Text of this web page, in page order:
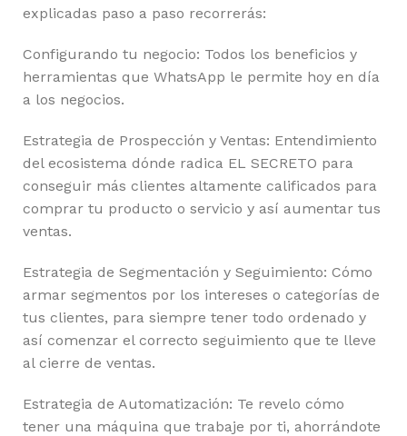
explicadas paso a paso recorrerás:
Configurando tu negocio: Todos los beneficios y
herramientas que WhatsApp le permite hoy en día
a los negocios.
Estrategia de Prospección y Ventas: Entendimiento
del ecosistema dónde radica EL SECRETO para
conseguir más clientes altamente calificados para
comprar tu producto o servicio y así aumentar tus
ventas.
Estrategia de Segmentación y Seguimiento: Cómo
armar segmentos por los intereses o categorías de
tus clientes, para siempre tener todo ordenado y
así comenzar el correcto seguimiento que te lleve
al cierre de ventas.
Estrategia de Automatización: Te revelo cómo
tener una máquina que trabaje por ti, ahorrándote